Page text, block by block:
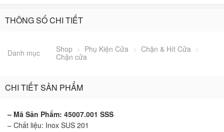
THÔNG SỐ CHI TIẾT
Danh mục Shop > Phụ Kiện Cửa > Chặn & Hít Cửa >
Chặn cửa
CHI TIẾT SẢN PHẨM
– Mã Sản Phẩm: 45007.001 SSS
– Chất liệu: Inox SUS 201